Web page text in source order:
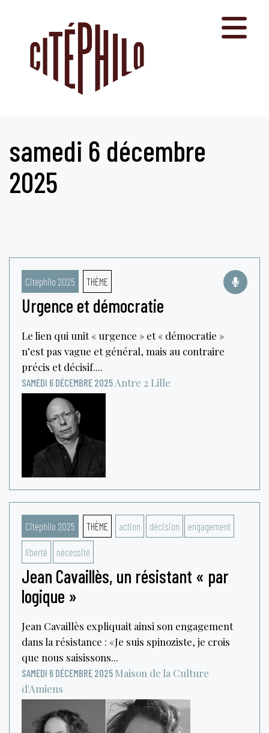
samedi 6 décembre
2025
Citéphilo 2025 THÈME
Urgence et démocratie
Le lien qui unit « urgence » et « démocratie »
n’est pas vague et général, mais au contraire
précis et décisif....
SAMEDI 6 DÉCEMBRE 2025 Antre 2 Lille
Citéphilo 2025 THÈME action décision engagement
liberté nécessité
Jean Cavaillès, un résistant « par
logique »
Jean Cavaillès expliquait ainsi son engagement
dans la résistance : « Je suis spinoziste, je crois
que nous saisissons...
SAMEDI 6 DÉCEMBRE 2025 Maison de la Culture
d'Amiens